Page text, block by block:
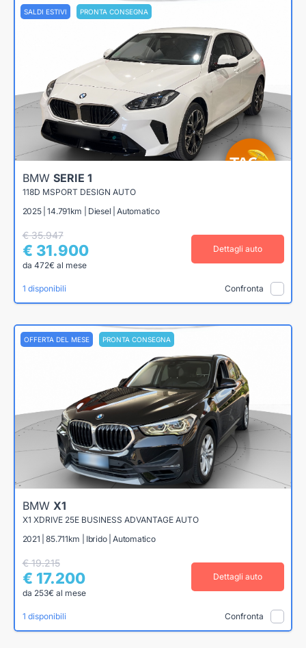
SALDI ESTIVI PRONTA CONSEGNA
BMW SERIE 1
118D MSPORT DESIGN AUTO
2025 | 14.791km | Diesel | Automatico
€ 35.947
€ 31.900
da 472€ al mese
Dettagli auto
1 disponibili Confronta
OFFERTA DEL MESE PRONTA CONSEGNA
BMW X1
X1 XDRIVE 25E BUSINESS ADVANTAGE AUTO
2021 | 85.711km | Ibrido | Automatico
€ 19.215
€ 17.200
da 253€ al mese
Dettagli auto
1 disponibili Confronta